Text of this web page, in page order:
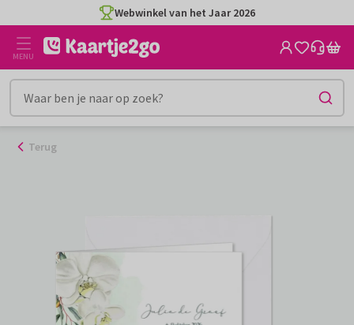
naar
inhoud
Webwinkel van het Jaar 2026
MENU
Terug